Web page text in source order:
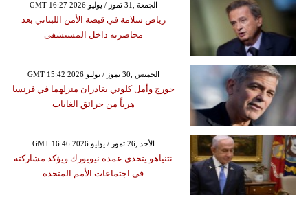
GMT 16:27 2026 الجمعة ,31 تموز / يوليو
رياض سلامة في قبضة الأمن اللبناني بعد
محاصرته داخل المستشفى
GMT 15:42 2026 الخميس ,30 تموز / يوليو
جورج وأمل كلوني يغادران منزلهما في فرنسا
هرباً من حرائق الغابات
GMT 16:46 2026 الأحد ,26 تموز / يوليو
نتنياهو يتحدى عمدة نيويورك ويؤكد مشاركته
في اجتماعات الأمم المتحدة